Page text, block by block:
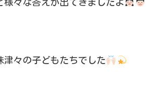
々な答えが出てきましたよ
々の子どもたちでした